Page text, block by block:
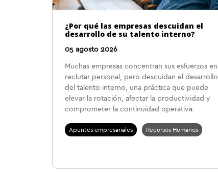
¿Por qué las empresas descuidan el
desarrollo de su talento interno?
05 agosto 2026
Muchas empresas concentran sus esfuerzos en
reclutar personal, pero descuidan el desarrollo
del talento interno, una práctica que puede
elevar la rotación, afectar la productividad y
comprometer la continuidad operativa.
Apuntes empresariales Recursos Humanos